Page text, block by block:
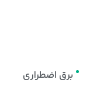
برق اضطراری